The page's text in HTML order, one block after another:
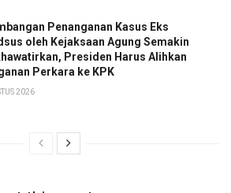
Penanganan Kasus Eks
oleh Kejaksaan Agung Semakin
Presiden Harus Alihkan
Perkara ke KPK
2026